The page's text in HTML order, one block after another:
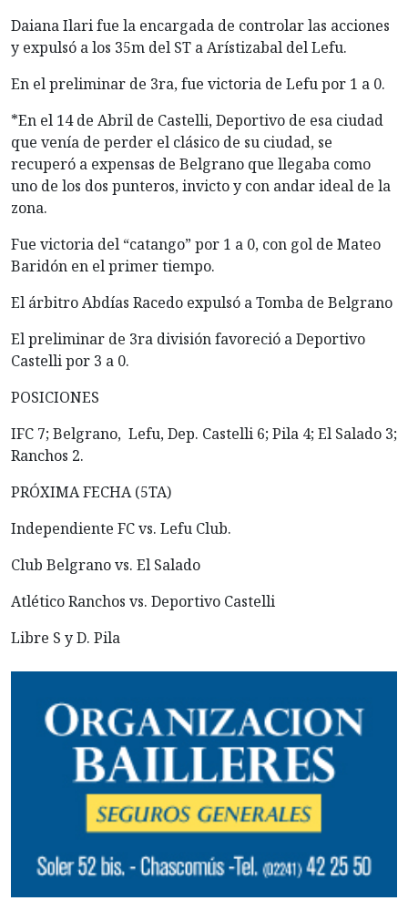
Daiana Ilari fue la encargada de controlar las acciones
y expulsó a los 35m del ST a Arístizabal del Lefu.
En el preliminar de 3ra, fue victoria de Lefu por 1 a 0.
*En el 14 de Abril de Castelli, Deportivo de esa ciudad
que venía de perder el clásico de su ciudad, se
recuperó a expensas de Belgrano que llegaba como
uno de los dos punteros, invicto y con andar ideal de la
zona.
Fue victoria del “catango” por 1 a 0, con gol de Mateo
Baridón en el primer tiempo.
El árbitro Abdías Racedo expulsó a Tomba de Belgrano
El preliminar de 3ra división favoreció a Deportivo
Castelli por 3 a 0.
POSICIONES
IFC 7; Belgrano, Lefu, Dep. Castelli 6; Pila 4; El Salado 3;
Ranchos 2.
PRÓXIMA FECHA (5TA)
Independiente FC vs. Lefu Club.
Club Belgrano vs. El Salado
Atlético Ranchos vs. Deportivo Castelli
Libre S y D. Pila